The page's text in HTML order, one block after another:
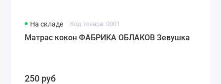
На складе Код товара: 0001
Матрас кокон ФАБРИКА ОБЛАКОВ Зевушка
250 руб